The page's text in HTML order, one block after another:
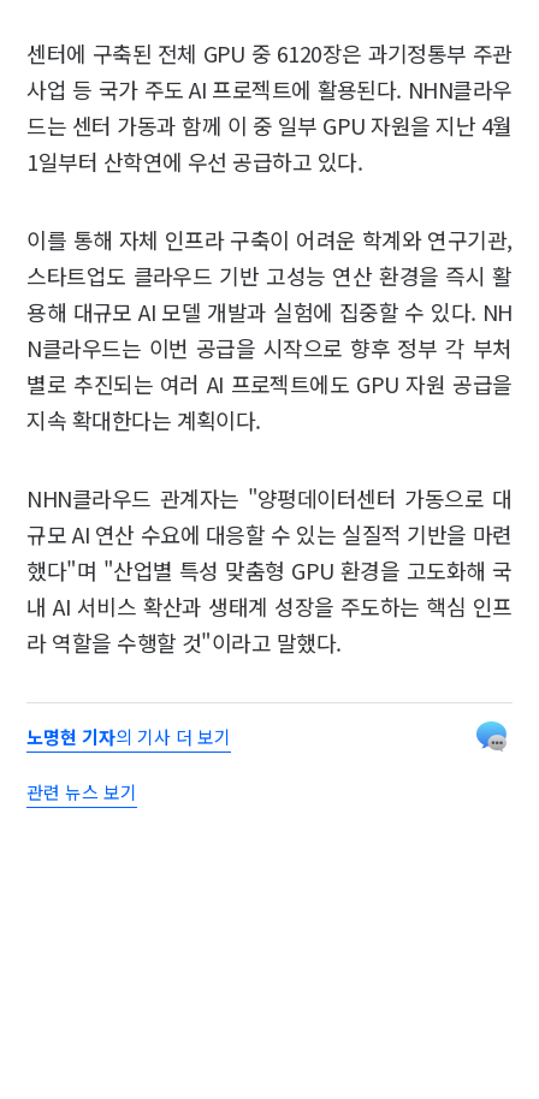
센터에 구축된 전체 GPU 중 6120장은 과기정통부 주관
사업 등 국가 주도 AI 프로젝트에 활용된다. NHN클라우
드는 센터 가동과 함께 이 중 일부 GPU 자원을 지난 4월
1일부터 산학연에 우선 공급하고 있다.
이를 통해 자체 인프라 구축이 어려운 학계와 연구기관,
스타트업도 클라우드 기반 고성능 연산 환경을 즉시 활
용해 대규모 AI 모델 개발과 실험에 집중할 수 있다. NH
N클라우드는 이번 공급을 시작으로 향후 정부 각 부처
별로 추진되는 여러 AI 프로젝트에도 GPU 자원 공급을
지속 확대한다는 계획이다.
NHN클라우드 관계자는 "양평데이터센터 가동으로 대
규모 AI 연산 수요에 대응할 수 있는 실질적 기반을 마련
했다"며 "산업별 특성 맞춤형 GPU 환경을 고도화해 국
내 AI 서비스 확산과 생태계 성장을 주도하는 핵심 인프
라 역할을 수행할 것"이라고 말했다.
노명현 기자의 기사 더 보기
관련 뉴스 보기